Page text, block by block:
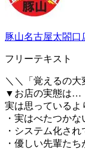
豚山名古屋太閤口
フリーテキスト
＼＼「覚えるの
▼お店の実態は…
実は思っているよ
・実はべたつかな
・システム化さ
・優しい先輩た